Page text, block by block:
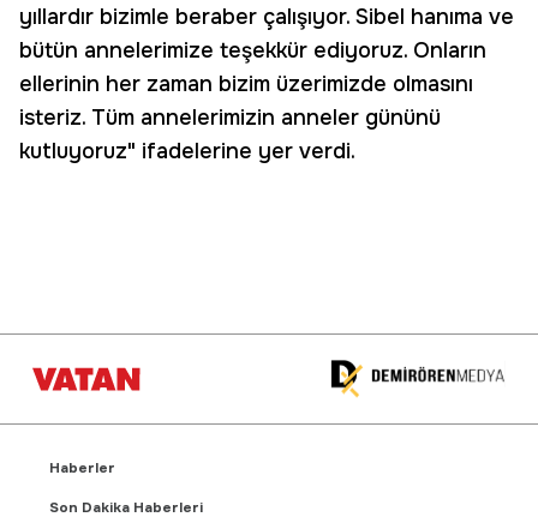
yıllardır bizimle beraber çalışıyor. Sibel hanıma ve
bütün annelerimize teşekkür ediyoruz. Onların
ellerinin her zaman bizim üzerimizde olmasını
isteriz. Tüm annelerimizin anneler gününü
kutluyoruz" ifadelerine yer verdi.
Haberler
Son Dakika Haberleri